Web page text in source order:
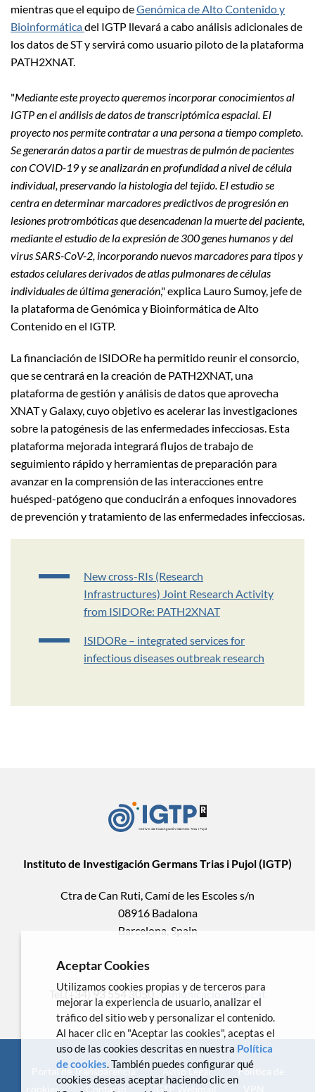
mientras que el equipo deGenómica de Alto Contenido y
Bioinformáticadel IGTP llevará a cabo análisis adicionales de
los datos de ST y servirá como usuario piloto de la plataforma
PATH2XNAT.
"Mediante este proyecto queremos incorporar conocimientos al
IGTP en el análisis de datos de transcriptómica espacial. El
proyecto nos permite contratar a una persona a tiempo completo.
Se generarán datos a partir de muestras de pulmón de pacientes
con COVID-19 y se analizarán en profundidad a nivel de célula
individual, preservando la histología del tejido. El estudio se
centra en determinar marcadores predictivos de progresión en
lesiones protrombóticas que desencadenan la muerte del paciente,
mediante el estudio de la expresión de 300 genes humanos y del
virus SARS-CoV-2, incorporando nuevos marcadores para tipos y
estados celulares derivados de atlas pulmonares de células
individuales de última generación," explica Lauro Sumoy, jefe de
la plataforma de Genómica y Bioinformática de Alto
Contenido en el IGTP.
La financiación de ISIDORe ha permitido reunir el consorcio,
que se centrará en la creación de PATH2XNAT, una
plataforma de gestión y análisis de datos que aprovecha
XNAT y Galaxy, cuyo objetivo es acelerar las investigaciones
sobre la patogénesis de las enfermedades infecciosas. Esta
plataforma mejorada integrará flujos de trabajo de
seguimiento rápido y herramientas de preparación para
avanzar en la comprensión de las interacciones entre
huésped-patógeno que conducirán a enfoques innovadores
de prevención y tratamiento de las enfermedades infecciosas.
New cross-RIs (Research
Infrastructures) Joint Research Activity
from ISIDORe: PATH2XNAT
ISIDORe – integrated services for
infectious diseases outbreak research
Instituto de Investigación Germans Trias i Pujol (IGTP)
Ctra de Can Ruti, Camí de les Escoles s/n
08916 Badalona
Barcelona, Spain
Tel.(+34) 93 554 3050 .comunicacio@igtp.cat
Portal de Transparencia Aviso Legal
Política de
cookies
Contacto IGTP Webmail
Aceptar Cookies
Utilizamos cookies propias y de terceros para
mejorar la experiencia de usuario, analizar el
tráfico del sitio web y personalizar el contenido.
Al hacer clic en "Aceptar las cookies", aceptas el
uso de las cookies descritas en nuestra Política
de cookies. También puedes configurar qué
cookies deseas aceptar haciendo clic en